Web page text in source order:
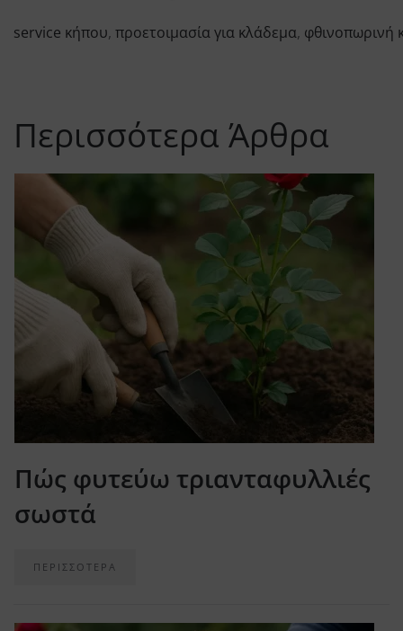
service κήπου, προετοιμασία για κλάδεμα, φθινοπωρινή
Περισσότερα Άρθρα
Πώς φυτεύω τριανταφυλλιές
σωστά
ΠΕΡΙΣΣΟΤΕΡΑ